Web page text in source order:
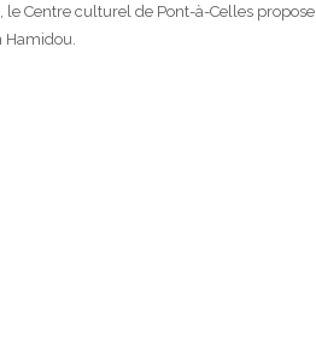
Centre culturel de Pont-à-Celles propose